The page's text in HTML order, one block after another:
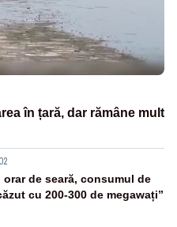
în țară, dar rămâne mult
de seară, consumul de
cu 200-300 de megawați”